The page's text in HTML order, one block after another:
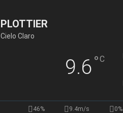
PLOTTIER
Cielo Claro
9.6°C
46% 9.4m/s 0%